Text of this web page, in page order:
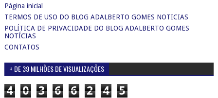
Página inicial
TERMOS DE USO DO BLOG ADALBERTO GOMES NOTICIAS
POLÍTICA DE PRIVACIDADE DO BLOG ADALBERTO GOMES
NOTÍCIAS
CONTATOS
+ DE 39 MILHÕES DE VISUALIZAÇÕES
4 0 3 6 6 2 4 5